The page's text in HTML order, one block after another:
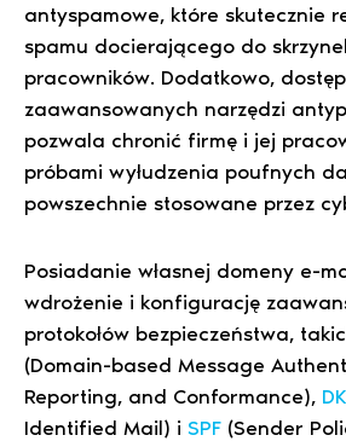
antyspamowe, które skutecznie
spamu docierającego do
pracowników. Dodatkowo,
zaawansowanych narzędzi
pozwala chronić firmę i jej
próbami wyłudzenia poufnych
powszechnie stosowane przez
Posiadanie własnej domeny e-
wdrożenie i konfigurację
protokołów bezpieczeństwa,
(Domain-based Message
Reporting, and Conformance),
Identified Mail) i SPF (Sender